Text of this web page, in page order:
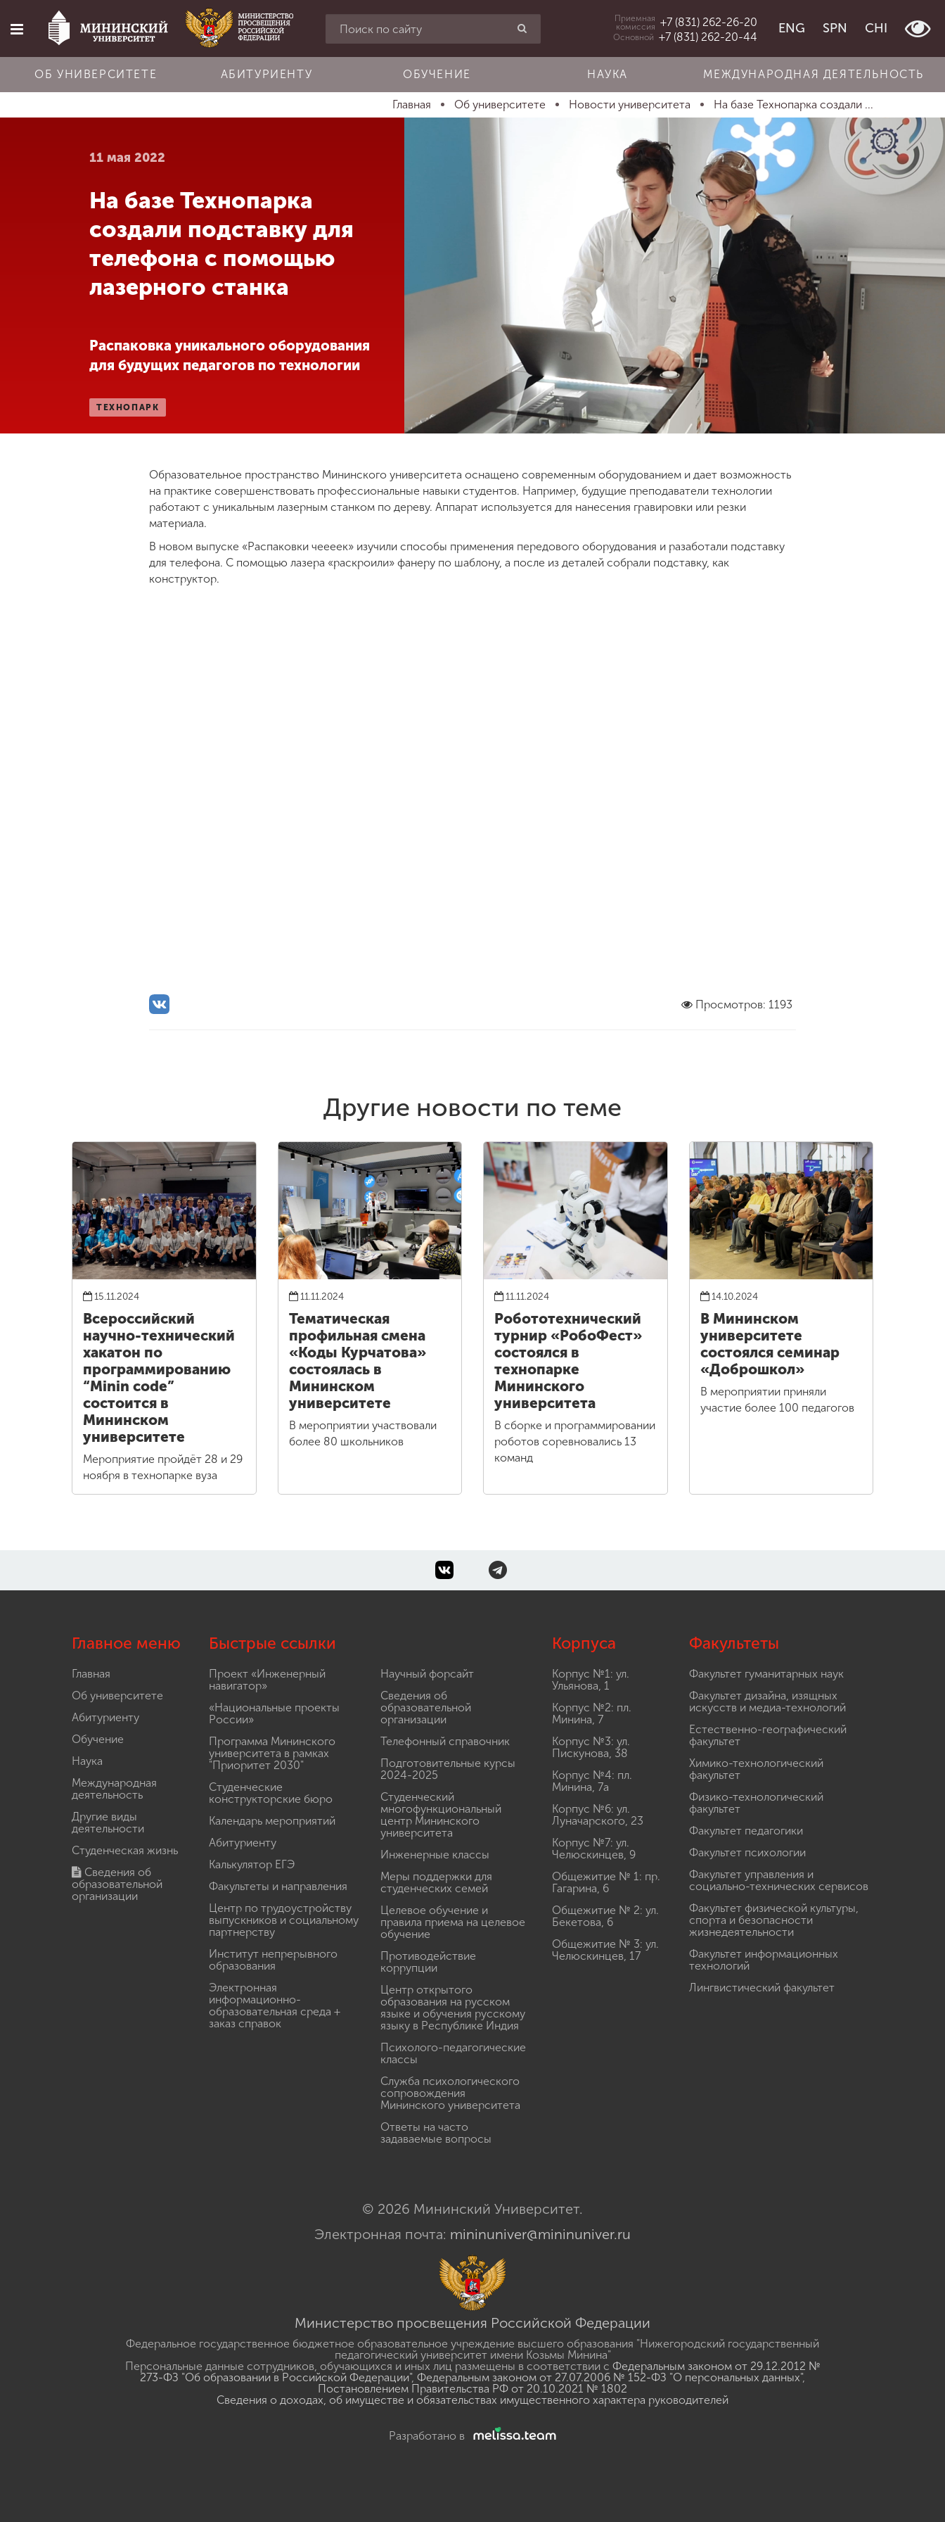
Главная
Об университете
Абитуриенту
Обучение
Международная
деятельность
Другие виды
деятельности
Приемная
комиссия +7 (831) 262-26-20
Основной +7 (831) 262-20-44
ENG SPN CHI
ОБ УНИВЕРСИТЕТЕ АБИТУРИЕНТУ ОБУЧЕНИЕ НАУКА МЕЖДУНАРОДНАЯ ДЕЯТЕЛЬНОСТЬ
Главная Об университете Новости университета На базе Технопарка создали ...
11 мая 2022
На базе Технопарка
создали подставку для
телефона с помощью
лазерного станка
Распаковка уникального оборудования
для будущих педагогов по технологии
ТЕХНОПАРК
Образовательное пространство Мининского университета оснащено современным оборудованием и дает возможность
на практике совершенствовать профессиональные навыки студентов. Например, будущие преподаватели технологии
работают с уникальным лазерным станком по дереву. Аппарат используется для нанесения гравировки или резки
материала.
В новом выпуске «Распаковки чеееек» изучили способы применения передового оборудования и разаботали подставку
для телефона. С помощью лазера «раскроили» фанеру по шаблону, а после из деталей собрали подставку, как
конструктор.
Просмотров: 1193
Другие новости по теме
15.11.2024
Всероссийский
научно-технический
хакатон по
программированию
“Minin code”
состоится в
Мининском
университете
Мероприятие пройдёт 28 и 29
ноября в технопарке вуза
11.11.2024
Тематическая
профильная смена
«Коды Курчатова»
состоялась в
Мининском
университете
В мероприятии участвовали
более 80 школьников
11.11.2024
Робототехнический
турнир «РобоФест»
состоялся в
технопарке
Мининского
университета
В сборке и программировании
роботов соревновались 13
команд
14.10.2024
В Мининском
университете
состоялся семинар
«Доброшкол»
В мероприятии приняли
участие более 100 педагогов
Главное меню
Главная
Об университете
Абитуриенту
Обучение
Наука
Международная
деятельность
Другие виды
деятельности
Студенческая жизнь
Сведения об
образовательной
организации
Быстрые ссылки
Проект «Инженерный
навигатор»
«Национальные проекты
России»
Программа Мининского
университета в рамках
"Приоритет 2030"
Студенческие
конструкторские бюро
Календарь мероприятий
Абитуриенту
Калькулятор ЕГЭ
Факультеты и направления
Центр по трудоустройству
выпускников и социальному
партнерству
Институт непрерывного
образования
Электронная
информационно-
образовательная среда +
заказ справок
Научный форсайт
Сведения об
образовательной
организации
Телефонный справочник
Подготовительные курсы
2024-2025
Студенческий
многофункциональный
центр Мининского
университета
Инженерные классы
Меры поддержки для
студенческих семей
Целевое обучение и
правила приема на целевое
обучение
Противодействие
коррупции
Центр открытого
образования на русском
языке и обучения русскому
языку в Республике Индия
Психолого-педагогические
классы
Служба психологического
сопровождения
Мининского университета
Ответы на часто
задаваемые вопросы
Корпуса
Корпус №1: ул.
Ульянова, 1
Корпус №2: пл.
Минина, 7
Корпус №3: ул.
Пискунова, 38
Корпус №4: пл.
Минина, 7а
Корпус №6: ул.
Луначарского, 23
Корпус №7: ул.
Челюскинцев, 9
Общежитие № 1: пр.
Гагарина, 6
Общежитие № 2: ул.
Бекетова, 6
Общежитие № 3: ул.
Челюскинцев, 17
Факультеты
Факультет гуманитарных наук
Факультет дизайна, изящных
искусств и медиа-технологий
Естественно-географический
факультет
Химико-технологический
факультет
Физико-технологический
факультет
Факультет педагогики
Факультет психологии
Факультет управления и
социально-технических сервисов
Факультет физической культуры,
спорта и безопасности
жизнедеятельности
Факультет информационных
технологий
Лингвистический факультет
© 2026 Мининский Университет.
Электронная почта: mininuniver@mininuniver.ru
Министерство просвещения Российской Федерации
Федеральное государственное бюджетное образовательное учреждение высшего образования "Нижегородский государственный
педагогический университет имени Козьмы Минина"
Персональные данные сотрудников, обучающихся и иных лиц размещены в соответствии с Федеральным законом от 29.12.2012 №
273-ФЗ "Об образовании в Российской Федерации", Федеральным законом от 27.07.2006 № 152-ФЗ "О персональных данных",
Постановлением Правительства РФ от 20.10.2021 № 1802
Сведения о доходах, об имуществе и обязательствах имущественного характера руководителей
Разработано в